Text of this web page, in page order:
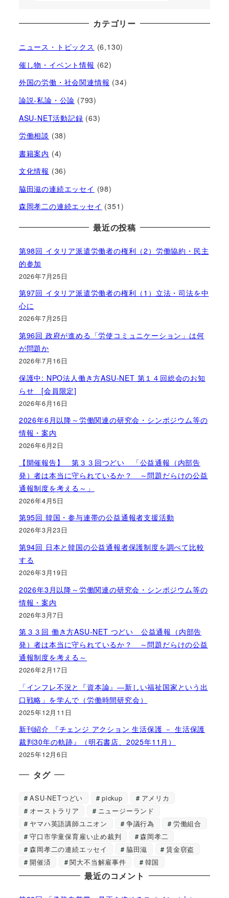
カテゴリー
ニュース・トピックス (6,130)
催し物・イベント情報 (62)
外国の労働・社会関連情報 (34)
論説-私論・公論 (793)
ASU-NET活動記録 (63)
労働相談 (38)
書籍案内 (4)
文化情報 (36)
脇田滋の連続エッセイ (98)
森岡孝二の連続エッセイ (351)
最近の投稿
第98回 イタリア派遣労働者の権利（2）労働協約・民主
的参加
2026年7月25日
第97回 イタリア派遣労働者の権利（1）立法・司法を中
心に
2026年7月25日
第96回 政府が進める「労使コミュニケーション」は何
が問題か
2026年7月16日
保護中: NPO法人働き方ASU-NET 第１４回総会のお知
らせ [会員限定]
2026年6月16日
2026年6月以降～労働関連の研究会・シンポジウム等の
情報・案内
2026年6月2日
【開催報告】 第３３回つどい 「公益通報（内部告
発）者は本当に守られているか？ ～問題だらけの公益
通報制度を考える～」
2026年4月5日
第95回 韓国・参与連帯の公益通報者支援活動
2026年3月23日
第94回 日本と韓国の公益通報者保護制度を調べて比較
する
2026年3月19日
2026年3月以降～労働関連の研究会・シンポジウム等の
情報・案内
2026年3月7日
第３３回 働き方ASU-NET つどい 公益通報（内部告
発）者は本当に守られているか？ ～問題だらけの公益
通報制度を考える～
2026年2月17日
「インフレ不況と『資本論』―新しい福祉国家という出
口戦略」を学んで（労働時間研究会）
2025年12月11日
新刊紹介 『チェンジ アクション 生活保護 － 生活保護
裁判30年の軌跡』（明石書店、2025年11月）
2025年12月6日
タグ
ASU-NETつどい pickup
アメリカ
オーストラリア
ニュージーランド
ヤマハ英語講師ユニオン
争議行為
労働組合
守口市学童保育雇い止め裁判
森岡孝二
森岡孝二の連続エッセイ
脇田滋
賃金窃盗
開催済
関大不当解雇事件 韓国
最近のコメント